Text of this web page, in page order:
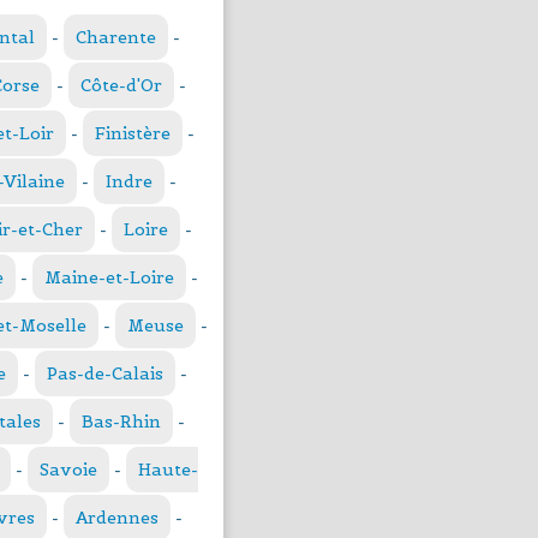
- Charente -
- Côte-d'Or -
Loir - Finistère -
- Indre -
et-Cher - Loire -
- Maine-et-Loire -
Moselle - Meuse -
- Pas-de-Calais -
- Bas-Rhin -
- Savoie - Haute-
- Ardennes -